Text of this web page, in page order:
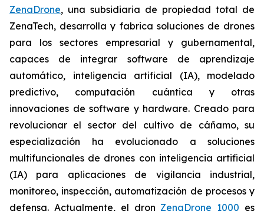
ZenaDrone, una subsidiaria de propiedad total de
ZenaTech, desarrolla y fabrica soluciones de drones
para los sectores empresarial y gubernamental,
capaces de integrar software de aprendizaje
automático, inteligencia artificial (IA), modelado
predictivo, computación cuántica y otras
innovaciones de software y hardware. Creado para
revolucionar el sector del cultivo de cáñamo, su
especialización ha evolucionado a soluciones
multifuncionales de drones con inteligencia artificial
(IA) para aplicaciones de vigilancia industrial,
monitoreo, inspección, automatización de procesos y
defensa. Actualmente, el dron ZenaDrone 1000 es